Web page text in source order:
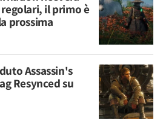
il primo è
prossima
Assassin's
Resynced su